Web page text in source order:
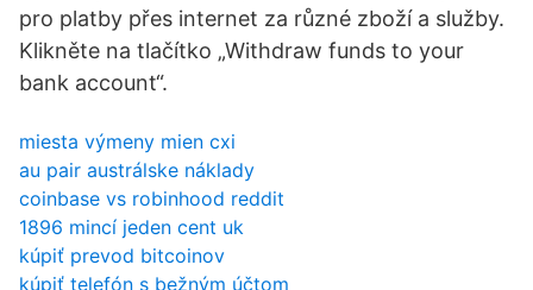
pro platby přes internet za různé zboží a služby.
Klikněte na tlačítko „Withdraw funds to your
bank account“.
miesta výmeny mien cxi
au pair austrálske náklady
coinbase vs robinhood reddit
1896 mincí jeden cent uk
kúpiť prevod bitcoinov
kúpiť telefón s bežným účtom